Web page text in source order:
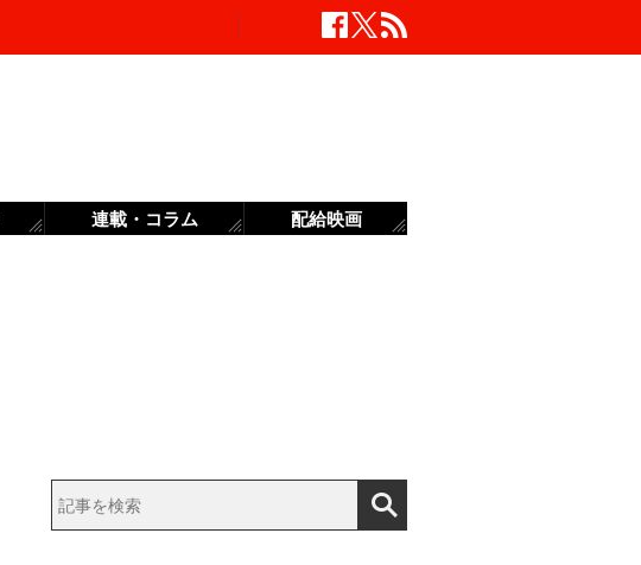
連載・コラム 配給映画